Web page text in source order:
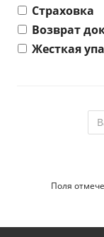
Страховка
Возврат
Жесткая
Поля